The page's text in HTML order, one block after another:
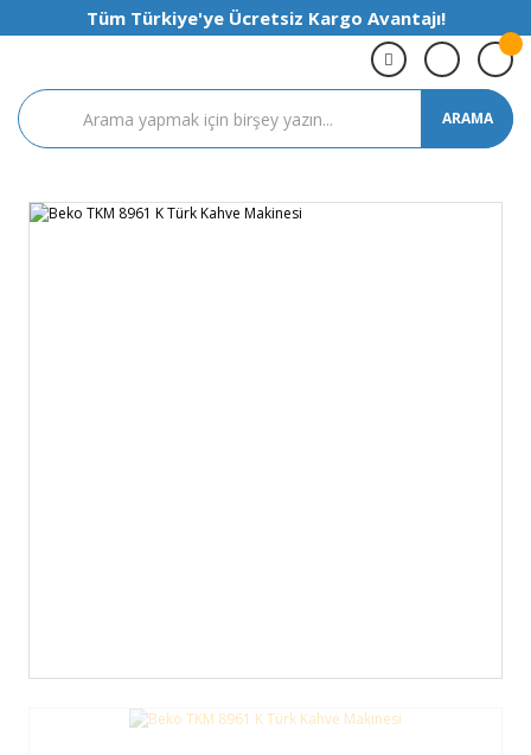
Tüm Türkiye'ye Ücretsiz Kargo Avantajı!
ARAMA